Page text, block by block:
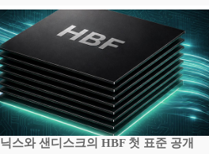
스와 샌디스크의 HBF 첫 표준 공개